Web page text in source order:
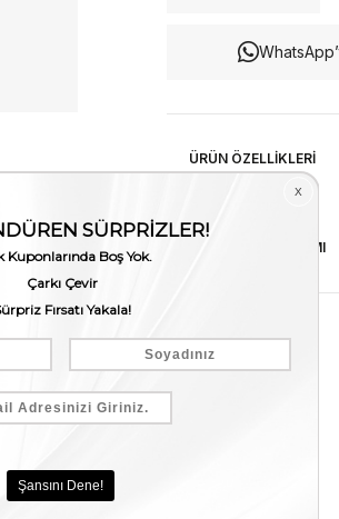
ÜRÜN ÖZELLIKLERI
AKSESUAR ONARIMI